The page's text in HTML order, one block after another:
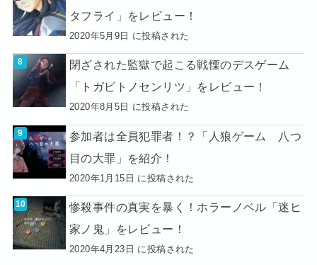
タフライ」をレビュー！
2020年5月9日 に投稿された
閉ざされた監獄で起こる戦慄のデスゲーム
「トガビトノセンリツ」をレビュー！
2020年8月5日 に投稿された
参加者は全員犯罪者！？「人狼ゲーム 八つ
目の大罪」を紹介！
2020年1月15日 に投稿された
惨殺事件の真実を暴く！ホラーノベル「迷ヒ
家ノ鬼」をレビュー！
2020年4月23日 に投稿された